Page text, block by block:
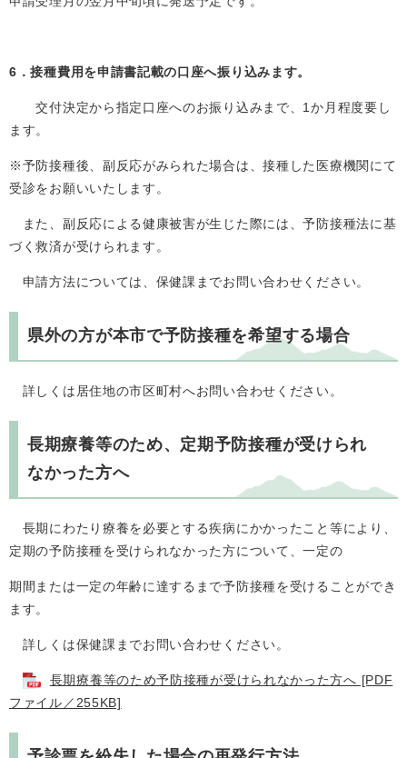
6．接種費用を申請書記載の口座へ振り込みます。
交付決定から指定口座へのお振り込みまで、1か月程度要し
ます。
※予防接種後、副反応がみられた場合は、接種した医療機関にて
受診をお願いいたします。
また、副反応による健康被害が生じた際には、予防接種法に基
づく救済が受けられます。
申請方法については、保健課までお問い合わせください。
県外の方が本市で予防接種を希望する場合
詳しくは居住地の市区町村へお問い合わせください。
長期療養等のため、定期予防接種が受けられ
なかった方へ
長期にわたり療養を必要とする疾病にかかったこと等により、
定期の予防接種を受けられなかった方について、一定の
期間または一定の年齢に達するまで予防接種を受けることができ
ます。
詳しくは保健課までお問い合わせください。
長期療養等のため予防接種が受けられなかった方へ [PDF
ファイル／255KB]